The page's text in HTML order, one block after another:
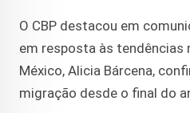
O CBP destacou em
em resposta às tendências
México, Alicia Bárcena,
migração desde o final do